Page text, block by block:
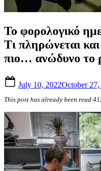
Το φορολογικό
Τι πληρώνεται
πιο… ανώδυνο το
on
July 10, 2022October
This post has already been read